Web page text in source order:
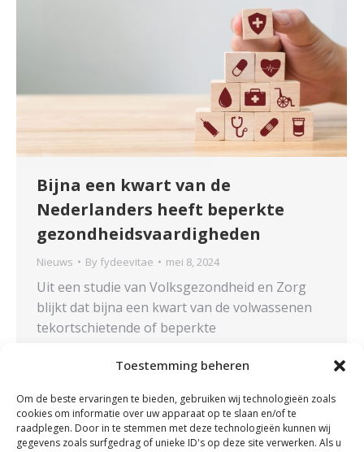
Toestemming beheren
Om de beste ervaringen te bieden, gebruiken wij technologieën zoals
cookies om informatie over uw apparaat op te slaan en/of te
raadplegen. Door in te stemmen met deze technologieën kunnen wij
gegevens zoals surfgedrag of unieke ID's op deze site verwerken. Als u
Bijna een kwart van de
Nederlanders heeft beperkte
gezondheidsvaardigheden
Nieuws By fydeevitae mei 8, 2024
Uit een studie van Volksgezondheid en Zorg
blijkt dat bijna een kwart van de volwassenen
tekortschietende of beperkte
tekortkomingen hebben vaak nadelige effecten
laagopgeleide individuen vaker
tekortschietende of beperkte